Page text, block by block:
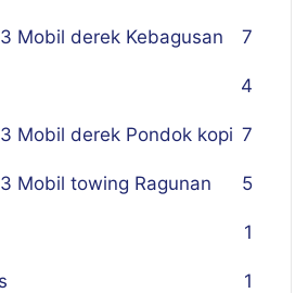
7
Mobil derek Kebagusan
4
Mobil derek Pondok kopi 7
Mobil towing Ragunan 5
1
1